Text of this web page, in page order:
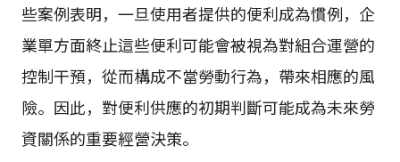
些案例表明，一旦使用者提供的便利成為慣例，企
業單方面終止這些便利可能會被視為對組合運營的
控制干預，從而構成不當勞動行為，帶來相應的風
險。因此，對便利供應的初期判斷可能成為未來勞
資關係的重要經營決策。